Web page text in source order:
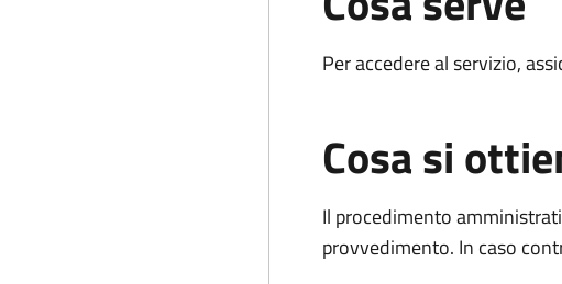
Per accedere al servizio,
Cosa si
Il procedimento
provvedimento. In caso